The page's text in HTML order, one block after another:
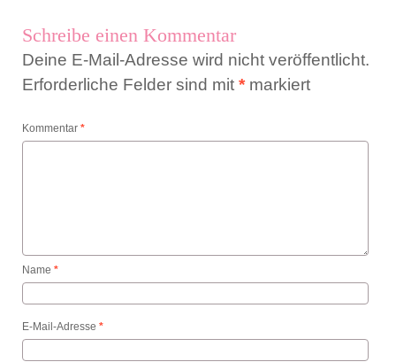
Schreibe einen Kommentar
Deine E-Mail-Adresse wird nicht veröffentlicht.
Erforderliche Felder sind mit *markiert
Kommentar *
Name *
E-Mail-Adresse *